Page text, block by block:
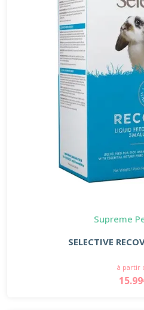
Supreme
SELECTIVE
à partir